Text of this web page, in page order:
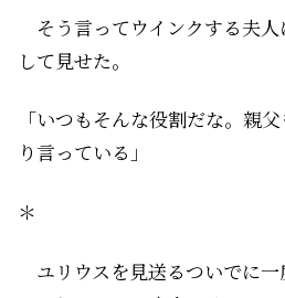
そう言ってウインクする夫
して見せた。
「いつもそんな役割だな。親
り言っている」
＊
ユリウスを見送るついでに一